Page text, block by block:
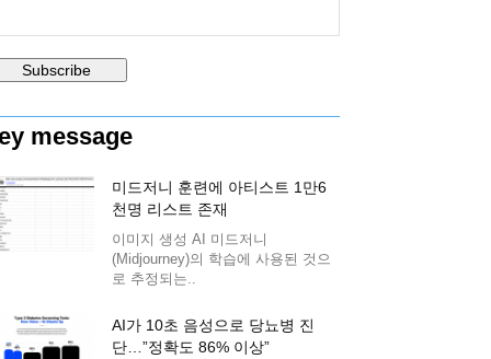
message
미드저니 훈련에 아티스트 1만6
천명 리스트 존재
이미지 생성 AI 미드저니
(Midjourney)의 학습에 사용된 것으
로 추정되는..
AI가 10초 음성으로 당뇨병 진
단…”정확도 86% 이상”